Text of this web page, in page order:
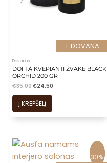
+ DOVANA
+ DOVANA
Dovanos
DOFTA KVEPIANTI ŽVAKĖ BLACK
ORCHID 200 GR
€35.00€24.50
Į KREPŠELĮ
-
30%
-
30%